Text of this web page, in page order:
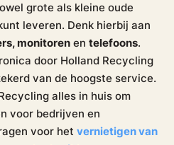
grote als kleine oude
leveren. Denk hierbij aan
monitorenen telefoons.
door Holland Recycling
van de hoogste service.
alles in huis om
voor bedrijven en
voor het vernietigen van